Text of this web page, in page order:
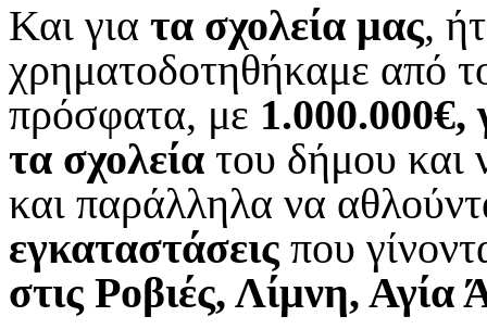
Και για τα σχολεία μας,
χρηματοδοτηθήκαμε από
πρόσφατα, με 1.000.000€,
τα σχολεία του δήμου και
και παράλληλα να
εγκαταστάσεις που
στις Ροβιές, Λίμνη, Αγία